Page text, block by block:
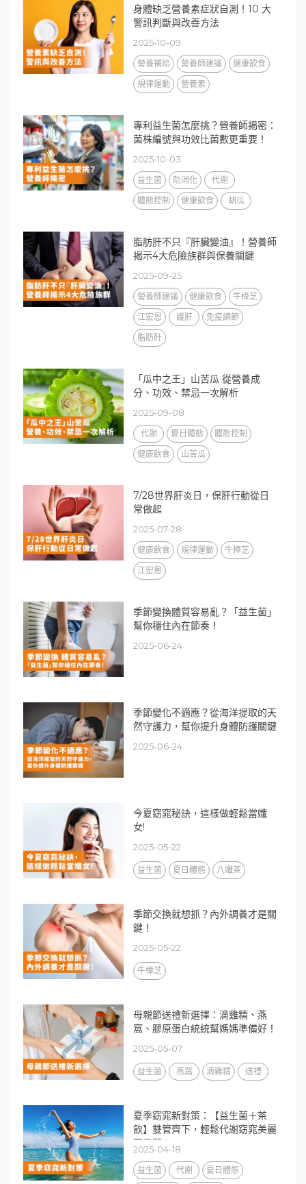
身體缺乏營養素症狀自測！10 大
警訊判斷與改善方法
2025-10-09
營養補給 營養師建議
健康飲食
規律運動
營養素
專利益生菌怎麼挑？營養師揭密：
菌株編號與功效比菌數更重要！
2025-10-03
益生菌 助消化
代謝
體態控制
健康飲食 胡瓜
脂肪肝不只『肝臟變油』！營養師
揭示4大危險族群與保養關鍵
2025-09-25
營養師建議 健康飲食
牛樟芝
江宏恩
護肝
免疫調節
脂肪肝
「瓜中之王」山苦瓜 從營養成
分、功效、禁忌一次解析
2025-09-08
代謝 夏日體態
體態控制
健康飲食
山苦瓜
7/28世界肝炎日，保肝行動從日
常做起
2025-07-28
健康飲食 規律運動
牛樟芝
江宏恩
季節變換體質容易亂？「益生菌」
幫你穩住內在節奏！
2025-06-24
季節變化不適應？從海洋提取的天
然守護力，幫你提升身體防護關鍵
2025-06-24
今夏窈窕秘訣，這樣做輕鬆當孅
女!
2025-05-22
益生菌 夏日體態 八孅茶
季節交換就想抓？內外調養才是關
鍵！
2025-05-22
牛樟芝
母親節送禮新選擇：滴雞精、燕
窩、膠原蛋白統統幫媽媽準備好！
2025-05-07
益生菌 燕窩 滴雞精 送禮
夏季窈窕新對策：【益生菌＋茶
飲】雙管齊下，輕鬆代謝窈窕美麗
不是夢！
2025-04-18
益生菌 代謝
夏日體態